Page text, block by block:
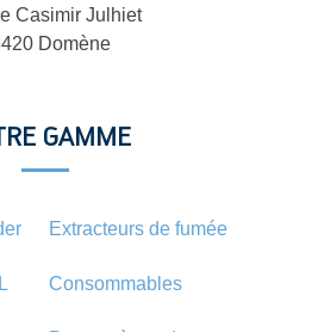
Casimir Julhiet
Domène
GAMME
Extracteurs de fumée
Consommables